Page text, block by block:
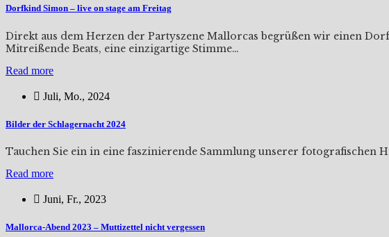
Dorfkind Simon – live on stage am Freitag
Direkt aus dem Herzen der Partyszene Mallorcas begrüßen wir einen
Mitreißende Beats, eine einzigartige Stimme…
Read more
Juli, Mo., 2024
Bilder der Schlagernacht 2024
Tauchen Sie ein in eine faszinierende Sammlung unserer fotografischen
Read more
Juni, Fr., 2023
Mallorca-Abend 2023 – Muttizettel nicht vergessen